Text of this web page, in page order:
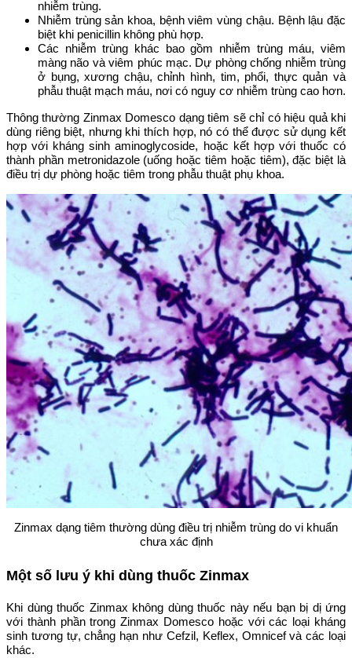
nhiễm trùng.
Nhiễm trùng sản khoa, bệnh viêm vùng chậu. Bệnh lậu đặc
biệt khi penicillin không phù hợp.
Các nhiễm trùng khác bao gồm nhiễm trùng máu, viêm
màng não và viêm phúc mạc. Dự phòng chống nhiễm trùng
ở bụng, xương chậu, chỉnh hình, tim, phổi, thực quản và
phẫu thuật mạch máu, nơi có nguy cơ nhiễm trùng cao hơn.
Thông thường Zinmax Domesco dạng tiêm sẽ chỉ có hiệu quả khi
dùng riêng biệt, nhưng khi thích hợp, nó có thể được sử dụng kết
hợp với kháng sinh aminoglycoside, hoặc kết hợp với thuốc có
thành phầnmetronidazole (uống hoặc tiêm hoặc tiêm), đặc biệt là
điều trị dự phòng hoặc tiêm trong phẫu thuật phụ khoa.
Zinmax dạng tiêm thường dùng điều trị nhiễm trùng do vi khuẩn
chưa xác định
Một số lưu ý khi dùng thuốc Zinmax
Khi dùng thuốc Zinmax không dùng thuốc này nếu bạn bị dị ứng
với thành phần trong Zinmax Domesco hoặc với các loại kháng
sinh tương tự, chẳng hạn như Cefzil, Keflex, Omnicef ​​và các loại
khác.